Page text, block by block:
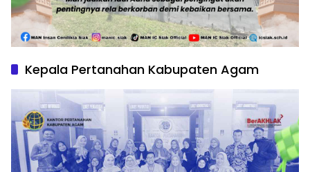
Kepala Pertanahan Kabupaten Agam